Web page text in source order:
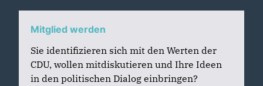
Mitglied werden
Sie identifizieren sich mit den Werten der
CDU, wollen mitdiskutieren und Ihre Ideen
in den politischen Dialog einbringen?